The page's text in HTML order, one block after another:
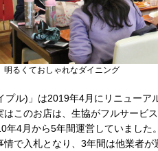
明るくておしゃれなダイニング
プル)」は2019年4月にリニューア
はこのお店は、生協がフルサービ
年4月から5年間運営していました
情で入札となり、3年間は他業者が